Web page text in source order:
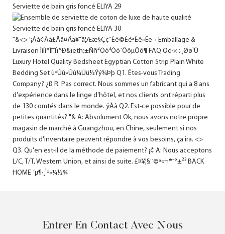
"&<> ’¡Áá¢Ââ£Ãã¤Ää¥˚å¦Ææ§Çç¨Èè©ÉéªÊê«Ëë¬ Emballage &
Livraison Ìì­Íí®Îî¯Ïï°Ð&ieth;±Ññ²Òò³Óó´ÔôµÕõ¶ FAQ Öö·×÷¸Øø¹Ù
Luxury Hotel Quality Bedsheet Egyptian Cotton Strip Plain White
Bedding Set ùºÚú»Ûû¼Üü½Ýý¾Þþ Q1. Êtes-vous Trading
Company? ¿ß R: Pas correct. Nous sommes un fabricant qui a 8 ans
d'expérience dans le linge d'hôtel, et nos clients ont réparti plus
de 130 comtés dans le monde. ÿÀà Q2. Est-ce possible pour de
petites quantités? "& A: Absolument Ok, nous avons notre propre
magasin de marché à Guangzhou, en Chine, seulement si nos
produits d'inventaire peuvent répondre à vos besoins, ça ira. <>
Q3. Qu'en est-il de la méthode de paiement? ¡¢ A: Nous acceptons
L/C, T/T, Western Union, et ainsi de suite. £¤¥¦§¨©ª«¬­®¯°±²³ BACK
HOME ´µ¶·¸¹º»¼½¾
Entrer En Contact Avec Nous